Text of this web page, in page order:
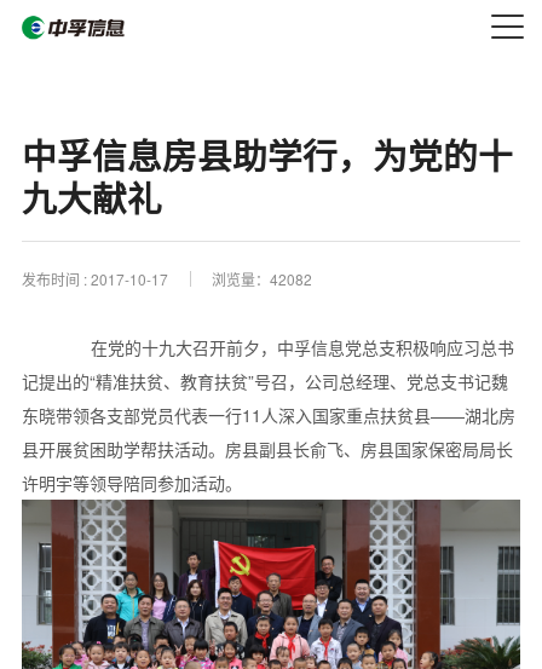
中孚信息房县助学行，为党的十
九大献礼
发布时间 :2017-10-17 浏览量：42082
在党的十九大召开前夕，中孚信息党总支积极响应习总书
记提出的“精准扶贫、教育扶贫”号召，公司总经理、党总支书记魏
东晓带领各支部党员代表一行11人深入国家重点扶贫县——湖北房
县开展贫困助学帮扶活动。房县副县长俞飞、房县国家保密局局长
许明宇等领导陪同参加活动。